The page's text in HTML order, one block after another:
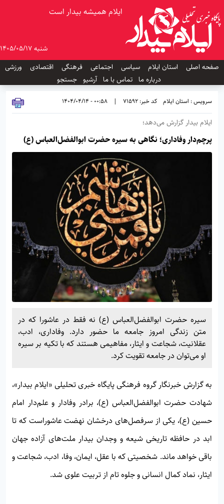
ایلام همیشه بیدار است
شنبه 1405/05/17
صفحه اصلی
استان ایلام سیاسی اجتماعی فرهنگی اقتصادی
ورزشی
درباره ما تماس با ما آرشیو جستجو
سرویس : استان ایلام کد خبر: 71592 |
00:58 - 1404/04/14
ایلام بیدار گزارش می‌دهد؛
پرچم‌دار وفاداری؛ نگاهی به سیره حضرت ابوالفضل‌العباس (ع)
سیره حضرت ابوالفضل‌العباس (ع) نه فقط در عاشورا که در
متن زندگی امروز جامعه ما حضور دارد. وفاداری، ادب،
عقلانیت، شجاعت و ایثار، مفاهیمی هستند که با تکیه بر سیره
او می‌توان در جامعه تقویت کرد.
به گزارش خبرنگار گروه فرهنگی پایگاه خبری تحلیلی «ایلام بیدار»،
شهادت حضرت ابوالفضل‌العباس (ع)، برادر وفادار و علم‌دار امام
حسین (ع)، یکی از سرفصل‌های درخشان نهضت عاشوراست که تا
ابد در حافظه تاریخی شیعه و وجدان بیدار ملت‌های آزاده جهان
باقی خواهد ماند. شخصیتی که با عقل، ایمان، وفا، ادب، شجاعت و
ایثار، نماد کمال انسانی و جلوه تام از تربیت علوی شد.